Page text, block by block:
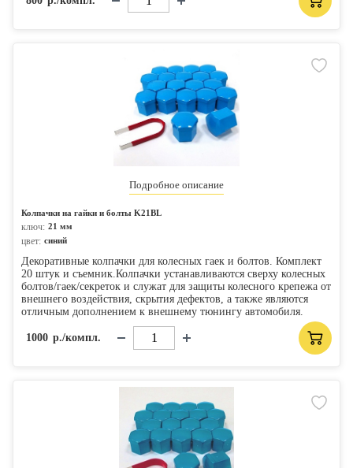
Подробное описание
Колпачки на гайки и болты K21BL
ключ: 21 мм
цвет: синий
Декоративные колпачки для колесных гаек и болтов. Комплект
20 штук и съемник.Колпачки устанавливаются сверху колесных
болтов/гаек/секреток и служат для защиты колесного крепежа от
внешнего воздействия, скрытия дефектов, а также являются
отличным дополнением к внешнему тюнингу автомобиля.
1000 р./компл.